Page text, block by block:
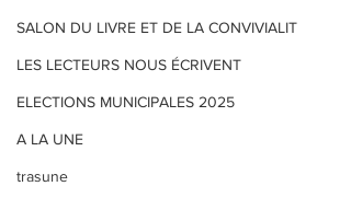
SALON DU LIVRE ET DE LA CONVIVIALIT
LES LECTEURS NOUS ÉCRIVENT
ELECTIONS MUNICIPALES 2025
A LA UNE
trasune